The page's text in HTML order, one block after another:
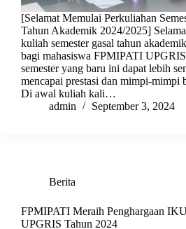
[Selamat Memulai Perkuliahan
Tahun Akademik 2024/2025]
kuliah semester gasal tahun
bagi mahasiswa FPMIPATI
semester yang baru ini dapat lebih
mencapai prestasi dan mimpi-mimpi
Di awal kuliah kali…
admin
September 3, 2024
Berita
FPMIPATI Meraih Penghargaan
UPGRIS Tahun 2024